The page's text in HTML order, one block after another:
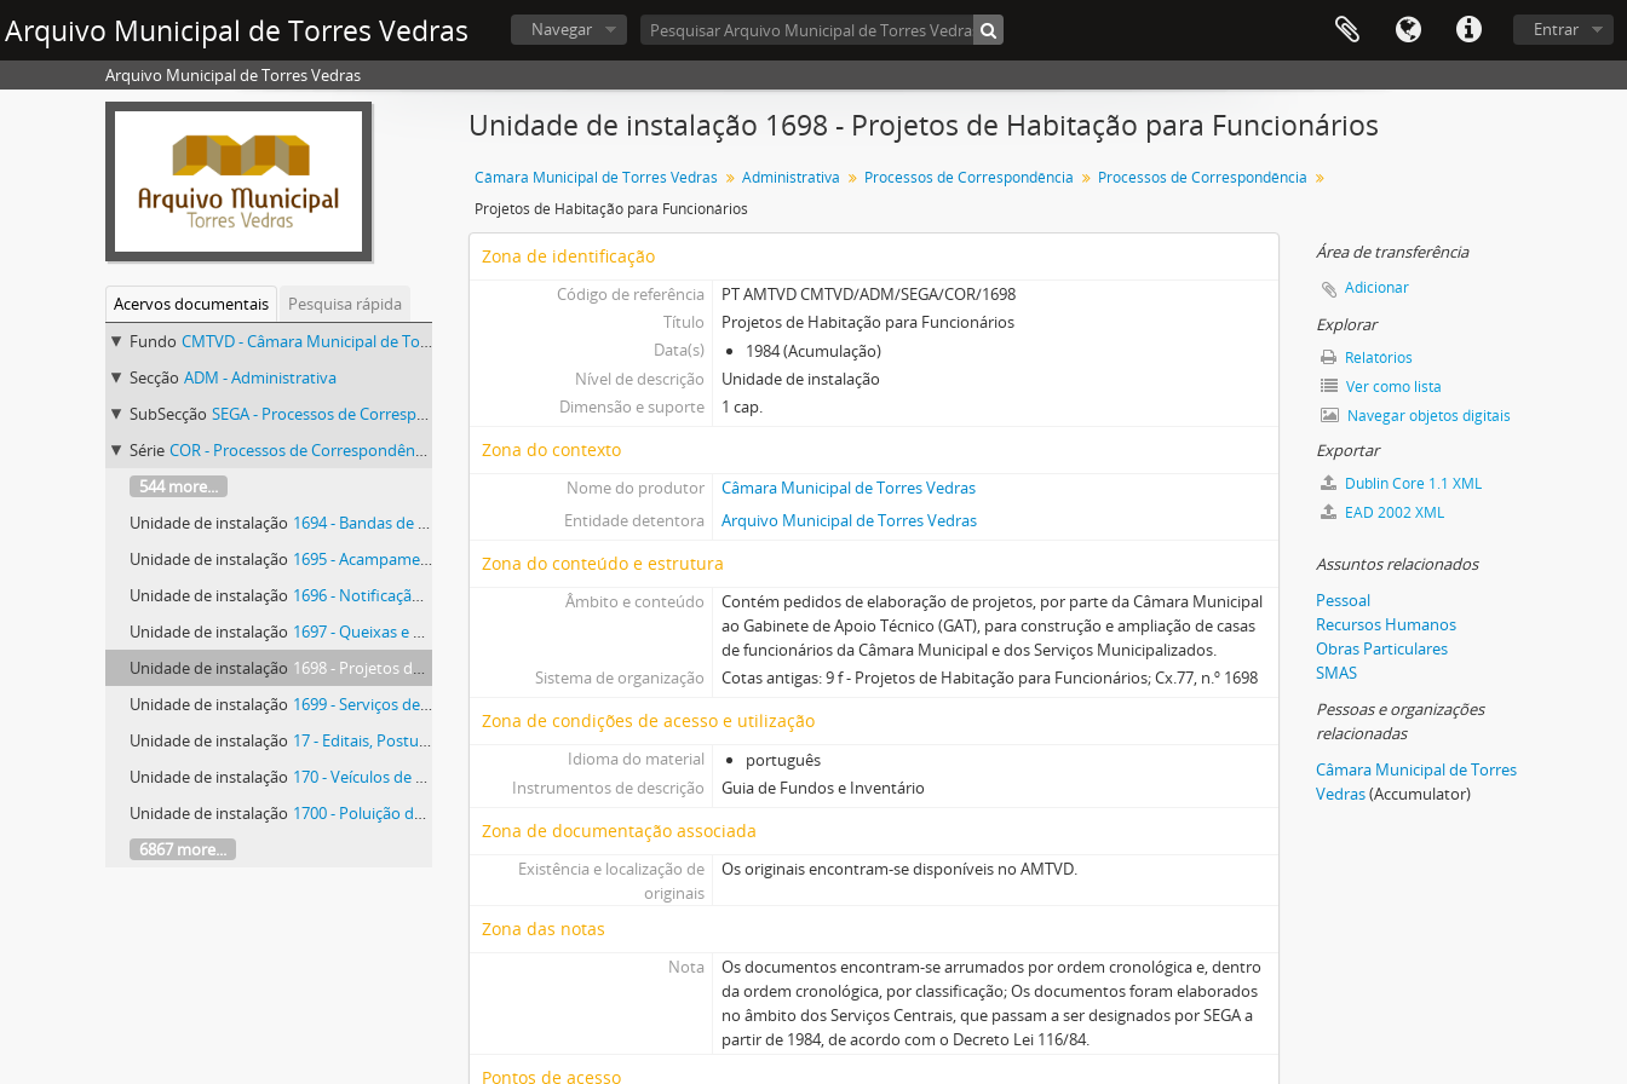
Arquivo Municipal de Torres Vedras Entrar
Navegar
Arquivo Municipal de Torres Vedras
Acervos documentais
Pesquisa rápida
Fundo CMTVD - Câmara Municipal de Torres Vedras
Secção ADM - Administrativa
SubSecção SEGA - Processos de Correspondência
Série COR - Processos de Correspondência
544 more...
Unidade de instalação 1694 - Bandas de Música
Unidade de instalação 1695 - Acampamento de Escuteiros e Pousadas
Unidade de instalação 1696 - Notificação para Execução da Rede de Águas de Distribuição interior
Unidade de instalação 1697 - Queixas e Notificações
Unidade de instalação 1698 - Projetos de Habitação para Funcionários
Unidade de instalação 1699 - Serviços de Higiene e Limpeza
Unidade de instalação 17 - Editais, Posturas e Regulamentos
Unidade de instalação 170 - Veículos de Tração Animal e Velocípedes
Unidade de instalação 1700 - Poluição do Meio Ambiente
6867 more...
Unidade de instalação 1698 - Projetos de Habitação para Funcionários
Câmara Municipal de Torres Vedras Administrativa Processos de Correspondência
Processos de Correspondência
Projetos de Habitação para Funcionários
Zona de identificação
Código de referência
PT AMTVD CMTVD/ADM/SEGA/COR/1698
Título
Projetos de Habitação para Funcionários
Data(s)
1984 (Acumulação)
Nível de descrição
Unidade de instalação
Dimensão e suporte
1 cap.
Zona do contexto
Nome do produtor
Câmara Municipal de Torres Vedras
Entidade detentora
Arquivo Municipal de Torres Vedras
Zona do conteúdo e estrutura
Âmbito e conteúdo
Contém pedidos de elaboração de projetos, por parte da Câmara Municipal
ao Gabinete de Apoio Técnico (GAT), para construção e ampliação de casas
de funcionários da Câmara Municipal e dos Serviços Municipalizados.
Sistema de organização
Cotas antigas: 9 f - Projetos de Habitação para Funcionários; Cx.77, n.º 1698
Zona de condições de acesso e utilização
Idioma do material
português
Instrumentos de descrição
Guia de Fundos e Inventário
Zona de documentação associada
Existência e localização de
originais
Os originais encontram-se disponíveis no AMTVD.
Zona das notas
Nota
Os documentos encontram-se arrumados por ordem cronológica e, dentro
da ordem cronológica, por classificação; Os documentos foram elaborados
no âmbito dos Serviços Centrais, que passam a ser designados por SEGA a
partir de 1984, de acordo com o Decreto Lei 116/84.
Pontos de acesso
Área de transferência
Adicionar
Explorar
Relatórios
Ver como lista
Navegar objetos digitais
Exportar
Dublin Core 1.1 XML
EAD 2002 XML
Assuntos relacionados
Pessoal
Recursos Humanos
Obras Particulares
SMAS
Pessoas e organizações
relacionadas
Câmara Municipal de Torres
Vedras(Accumulator)